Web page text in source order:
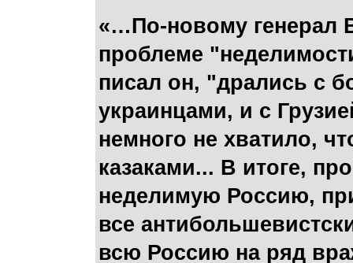
«…По-новому генерал
проблеме
писал он, "дрались с
украинцами, и с
немного не хватило,
казаками... В итоге,
неделимую Россию,
все
всю Россию на ряд